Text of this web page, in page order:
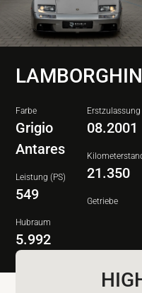
Farbe
Grigio
Antares
Leistung (PS)
549
Hubraum
5.992
Erstzulassung
08.2001
21.350
Getriebe